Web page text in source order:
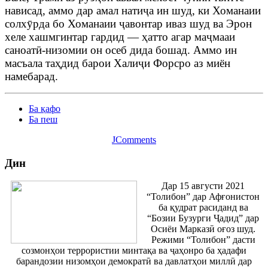
нависад, аммо дар амал натиҷа ин шуд, ки Хоманаии
солхӯрда бо Хоманаии ҷавонтар иваз шуд ва Эрон
хеле хашмгинтар гардид — ҳатто агар маҷмааи
саноатӣ-низомии он осеб дида бошад. Аммо ин
масъала таҳдид барои Халиҷи Форсро аз миён
намебарад.
Ба қафо
Ба пеш
JComments
Дин
Дар 15 августи 2021
“Толибон” дар Афғонистон
ба қудрат расиданд ва
“Бозии Бузурги Ҷадид” дар
Осиёи Марказӣ оғоз шуд.
Режими “Толибон” дасти
созмонҳои террористии минтақа ва ҷаҳонро ба ҳадафи
барандозии низомҳои демократӣ ва давлатҳои миллӣ дар